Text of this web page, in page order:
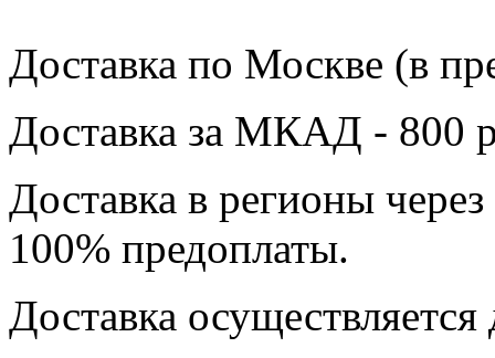
Доставка по Москве (в
Доставка за МКАД - 800
Доставка в регионы
100% предоплаты.
Доставка осуществляется